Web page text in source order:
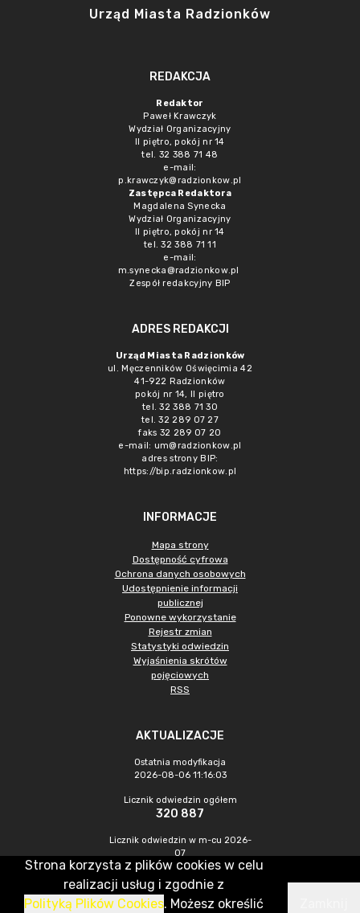
Urząd Miasta Radzionków
REDAKCJA
Redaktor
Paweł Krawczyk
Wydział Organizacyjny
II piętro, pokój nr 14
tel. 32 388 71 48
e-mail:
p.krawczyk@radzionkow.pl
Zastępca Redaktora
Magdalena Synecka
Wydział Organizacyjny
II piętro, pokój nr 14
tel. 32 388 71 11
e-mail:
m.synecka@radzionkow.pl
Zespół redakcyjny BIP
ADRES REDAKCJI
Urząd Miasta Radzionków
ul. Męczenników Oświęcimia 42
41-922 Radzionków
pokój nr 14, II piętro
tel. 32 388 71 30
tel. 32 289 07 27
faks 32 289 07 20
e-mail: um@radzionkow.pl
adres strony BIP:
https://bip.radzionkow.pl
INFORMACJE
Mapa strony
Dostępność cyfrowa
Ochrona danych osobowych
Udostępnienie informacji
publicznej
Ponowne wykorzystanie
Rejestr zmian
Statystyki odwiedzin
Wyjaśnienia skrótów
pojęciowych
RSS
AKTUALIZACJE
Ostatnia modyfikacja
2026-08-06 11:16:03
Licznik odwiedzin ogółem
320 887
Licznik odwiedzin w m-cu 2026-
07
946
CMS & Hosting: Nefeni Sp. z o.o.
Strona korzysta z plików cookies w celu
realizacji usług i zgodnie z
Polityką Plików Cookies. Możesz określić